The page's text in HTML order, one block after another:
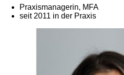
Praxismanagerin, MFA
seit 2011 in der Praxis